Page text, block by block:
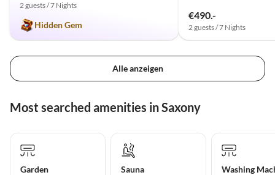
2 guests / 7 Nights
Hidden Gem
€490.-
2 guests / 7 Nights
Alle anzeigen
Most searched amenities in Saxony
Garden Sauna Washing